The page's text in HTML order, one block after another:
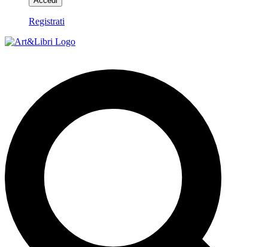
Registrati